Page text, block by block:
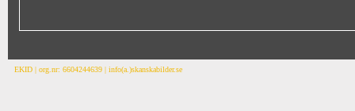
EKID | org.nr: 6604244639 | info(a.)skanskabilder.se